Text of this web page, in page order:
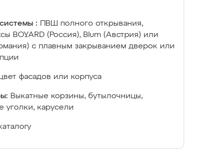
:
ПВШ полного открывания,
BOYARD (Россия), Blum (Австрия) или
с плавным закрыванием дверок или
фасадов или корпуса
Выкатные корзины, бутылочницы,
уголки, карусели